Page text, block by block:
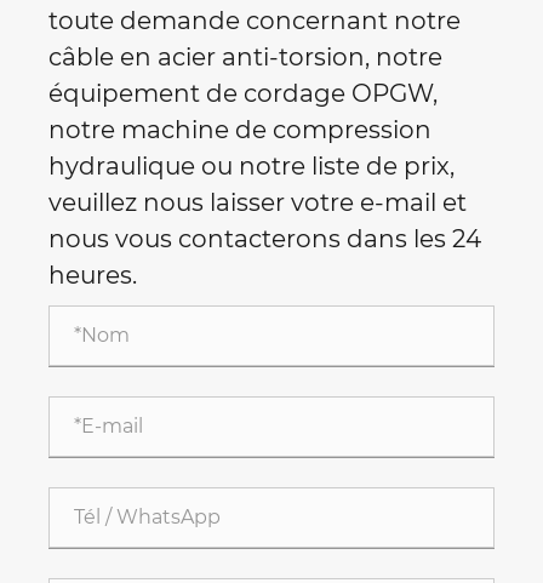
toute demande concernant notre
câble en acier anti-torsion, notre
équipement de cordage OPGW,
notre machine de compression
hydraulique ou notre liste de prix,
veuillez nous laisser votre e-mail et
nous vous contacterons dans les 24
heures.